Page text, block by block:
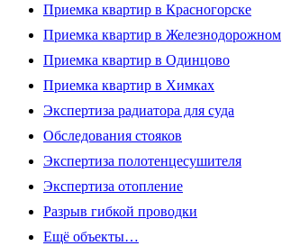
Приемка квартир в Красногорске
Приемка квартир в Железнодорожном
Приемка квартир в Одинцово
Приемка квартир в Химках
Экспертиза радиатора для суда
Обследования стояков
Экспертиза полотенцесушителя
Экспертиза отопление
Разрыв гибкой проводки
Ещё объекты…